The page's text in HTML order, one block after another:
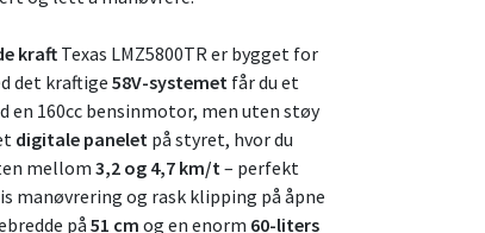
kraftTexas LMZ5800TR er bygget for
det kraftige 58V-systemet får du et
en 160cc bensinmotor, men uten støy
digitale panelet på styret, hvor du
mellom3,2 og 4,7 km/t – perfekt
manøvrering og rask klipping på åpne
på 51 cm og en enorm 60-liters